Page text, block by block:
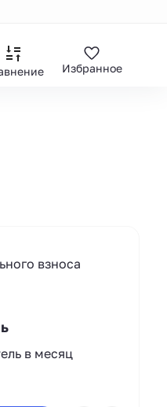
Избранное
взноса
в месяц